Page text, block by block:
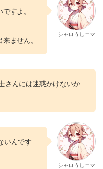
すよ。
ません。
シャロうしエマ
さんには迷惑かけないか
いんです
シャロうしエマ